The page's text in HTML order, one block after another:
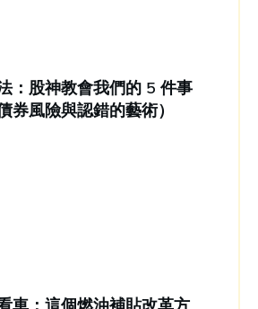
：股神教會我們的 5 件事
券風險與認錯的藝術）